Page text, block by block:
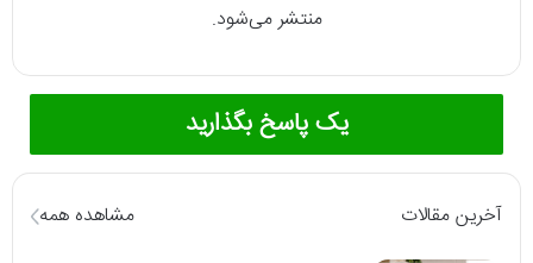
منتشر می‌شود.
یک پاسخ بگذارید
آخرین مقالات مشاهده همه